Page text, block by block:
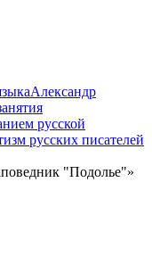
Александр
русской
русских писателей
"Подолье"»